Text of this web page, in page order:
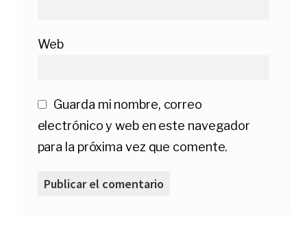
Web
Guarda mi nombre, correo
electrónico y web en este navegador
para la próxima vez que comente.